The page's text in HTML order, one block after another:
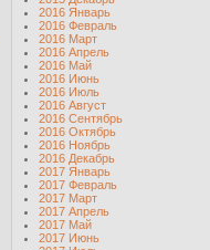
2016 Январь
2016 Февраль
2016 Март
2016 Апрель
2016 Май
2016 Июнь
2016 Июль
2016 Август
2016 Сентябрь
2016 Октябрь
2016 Ноябрь
2016 Декабрь
2017 Январь
2017 Февраль
2017 Март
2017 Апрель
2017 Май
2017 Июнь